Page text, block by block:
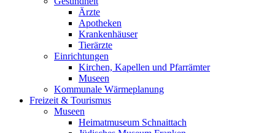
Ärzte
Apotheken
Krankenhäuser
Tierärzte
Einrichtungen
Kirchen, Kapellen und Pfarrämter
Museen
Kommunale Wärmeplanung
Freizeit & Tourismus
Museen
Heimatmuseum Schnaittach